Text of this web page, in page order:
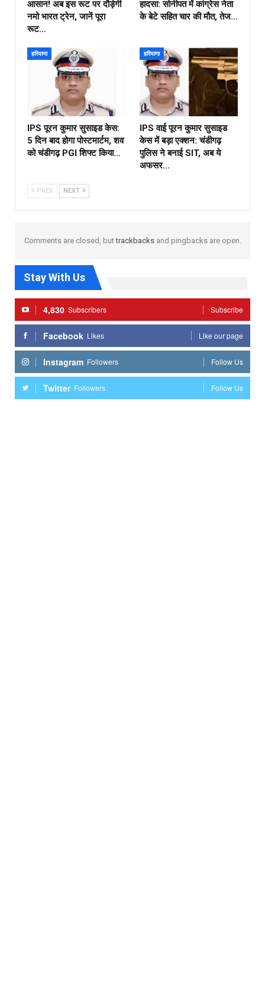
आसान! अब इस रूट पर दौड़ेगी
नमो भारत ट्रेन, जानें पूरा
रूट…
हादसा: सोनीपत में कांग्रेस नेता
के बेटे सहित चार की मौत, तेज…
हरियाणा
IPS पूरन कुमार सुसाइड केस:
5 दिन बाद होगा पोस्टमार्टम, शव
को चंडीगढ़ PGI शिफ्ट किया…
हरियाणा
IPS वाई पूरन कुमार सुसाइड
केस में बड़ा एक्शन: चंडीगढ़
पुलिस ने बनाई SIT, अब ये
अफसर…
PREV NEXT
Comments are closed, buttrackbacksand pingbacks are open.
Stay With Us
4,830 Subscribers Subscribe
Facebook Likes Like our page
Instagram Followers Follow Us
Twitter Followers Follow Us